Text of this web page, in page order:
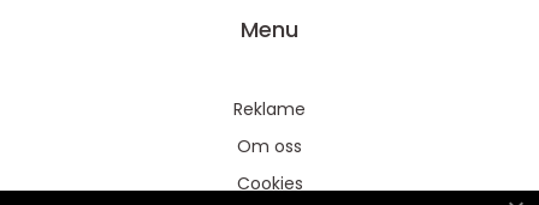
Menu
Reklame
Om oss
Cookies